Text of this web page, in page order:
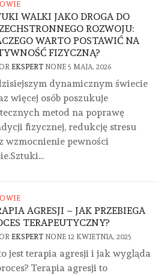
WALKI JAKO DROGA DO
ROZWOJU:
WARTO POSTAWIĆ NA
FIZYCZNĄ?
EKSPERT NONE 5 MAJA, 2026
dynamicznym świecie
więcej osób poszukuje
metod na poprawę
fizycznej, redukcję stresu
wzmocnienie pewności
AGRESJI – JAK PRZEBIEGA
TERAPEUTYCZNY?
EKSPERT NONE 12 KWIETNIA, 2025
jest terapia agresji i jak wygląda
Terapia agresji to